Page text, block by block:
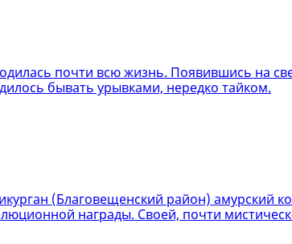
почти всю жизнь. Появившись на
бывать урывками, нередко тайком.
(Благовещенский район) амурский
награды. Своей, почти